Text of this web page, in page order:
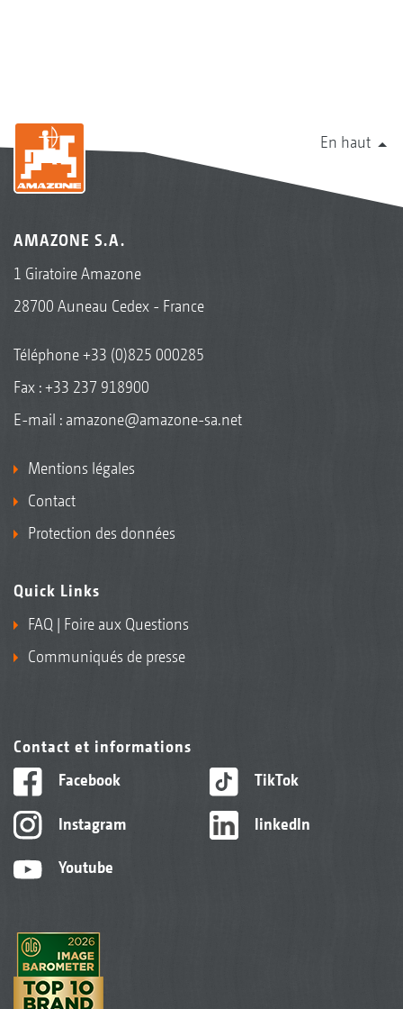
En haut
AMAZONE S.A.
1 Giratoire Amazone
28700 Auneau Cedex - France
Téléphone+33 (0)825 000285
Fax : +33 237 918900
E-mail : amazone@amazone-sa.net
Mentions légales
Contact
Protection des données
Quick Links
FAQ | Foire aux Questions
Communiqués de presse
Contact et informations
Facebook
Instagram
Youtube
TikTok
linkedIn